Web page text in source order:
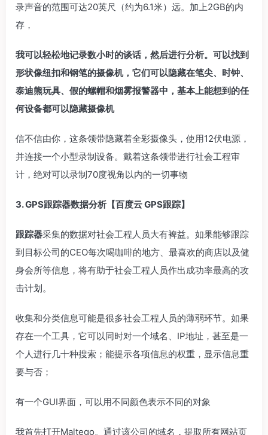
录声音的范围可达20英尺（约为6.1米）远。加上2GB的内
存，
我可以轻松地记录数小时的谈话，然后进行分析。可以找到
形状像纽扣和钢笔的摄像机，它们可以隐藏在笔尖、时钟、
泰迪熊玩具、假的螺帽和烟雾报警器中，基本上能想到的任
何设备都可以隐藏摄像机
信不信由你，这条领带隐藏着全彩摄像头，使用12伏电源，
并连接一个小型录制设备。戴着这条领带进行社会工程审
计，绝对可以录制70度视角以内的一切事物
3. GPS跟踪器数据分析【百度云 GPS跟踪】
跟踪器采集的数据对社会工程人员大有裨益。如果能够跟踪
到目标公司的CEO每次喝咖啡的地方、最喜欢的商店以及健
身会所等信息，将有助于社会工程人员作出成功率最高的攻
击计划。
收集和分类信息可能是很多社会工程人员的薄弱环节。如果
存在一个工具，它可以同时对一个域名、IP地址，甚至是一
个人进行几十种搜索；能提示各项信息的权重，显示信息重
要与否；
有一个GUI界面，可以用不同颜色表示不同的对象
我首先打开Maltego。通过该公司的域名，提取所有网站页